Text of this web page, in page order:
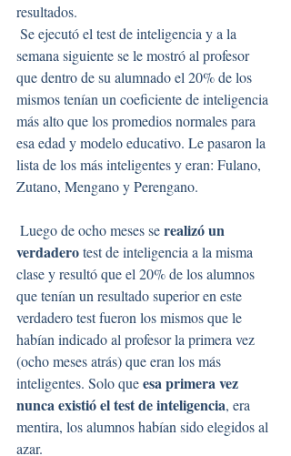
resultados.
semana siguiente se le mostró al profesor
que dentro de su alumnado el 20% de los
mismos tenían un coeficiente de inteligencia
más alto que los promedios normales para
esa edad y modelo educativo. Le pasaron la
lista de los más inteligentes y eran: Fulano,
Zutano, Mengano y Perengano.
Luego de ocho meses se realizó un
verdadero test de inteligencia a la misma
clase y resultó que el 20% de los alumnos
que tenían un resultado superior en este
verdadero test fueron los mismos que le
habían indicado al profesor la primera vez
(ocho meses atrás) que eran los más
inteligentes. Solo que esa primera vez
nunca existió el test de inteligencia, era
mentira, los alumnos habían sido elegidos al
azar.